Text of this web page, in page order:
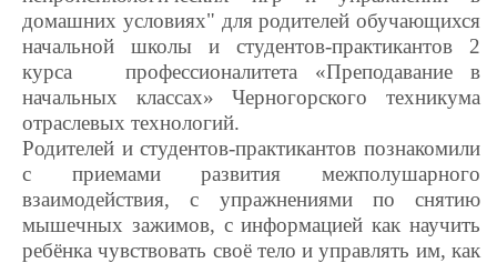
домашних условиях" для родителей обучающихся
начальной школы и студентов-практикантов 2
курса профессионалитета «Преподавание в
начальных классах» Черногорского техникума
отраслевых технологий.
Родителей и студентов-практикантов познакомили
с приемами развития межполушарного
взаимодействия, с упражнениями по снятию
мышечных зажимов, с информацией как научить
ребёнка чувствовать своё тело и управлять им, как